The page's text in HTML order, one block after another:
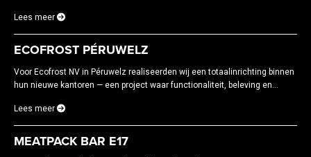
Lees meer
ECOFROST PÉRUWELZ
Voor Ecofrost NV in Péruwelz realiseerden wij een totaalinrichting binnen
hun nieuwe kantoren — een project waar functionaliteit, beleving en...
Lees meer
MEATPACK BAR E17